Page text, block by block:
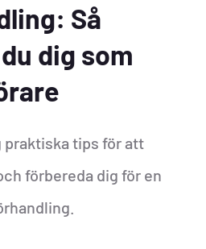
Så
dig som
praktiska tips för att
förbereda dig för en